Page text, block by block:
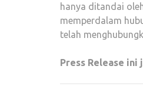
hanya ditandai
memperdalam
telah
Press Release ini